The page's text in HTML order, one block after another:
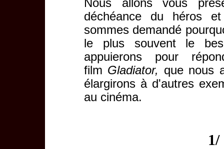
Nous allons vous
déchéance du héros
sommes demandé
le plus souvent le
appuierons pour
film Gladiator, que nous
élargirons à d'autres
au cinéma.
1/